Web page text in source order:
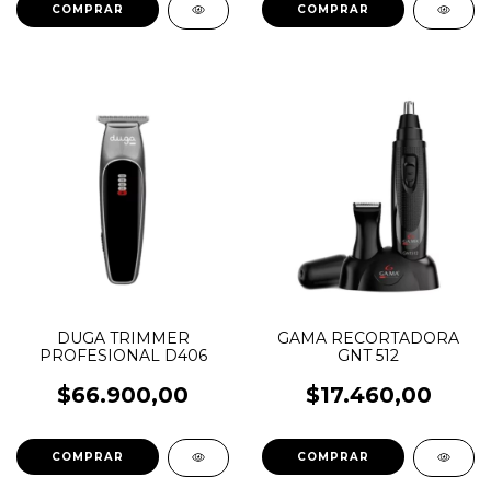
DUGA TRIMMER
PROFESIONAL D406
$66.900,00
GAMA RECORTADORA
GNT 512
$17.460,00